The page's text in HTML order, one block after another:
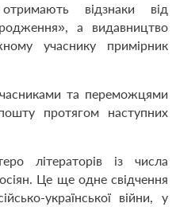
відзнаки від
а видавництво
учаснику примірник
та переможцями
протягом наступних
літераторів із числа
Це ще одне свідчення
української війни, у